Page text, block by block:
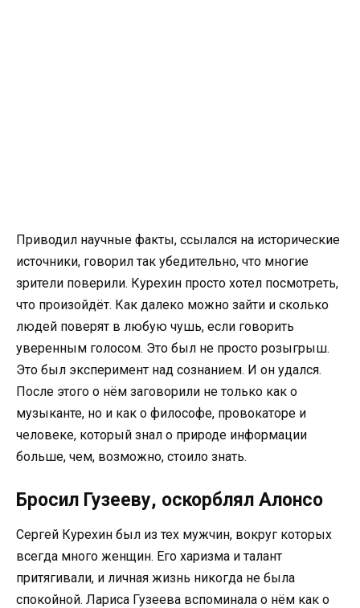
Приводил научные факты, ссылался на исторические
источники, говорил так убедительно, что многие
зрители поверили. Курехин просто хотел посмотреть,
что произойдёт. Как далеко можно зайти и сколько
людей поверят в любую чушь, если говорить
уверенным голосом. Это был не просто розыгрыш.
Это был эксперимент над сознанием. И он удался.
После этого о нём заговорили не только как о
музыканте, но и как о философе, провокаторе и
человеке, который знал о природе информации
больше, чем, возможно, стоило знать.
Бросил Гузееву, оскорблял Алонсо
Сергей Курехин был из тех мужчин, вокруг которых
всегда много женщин. Его харизма и талант
притягивали, и личная жизнь никогда не была
спокойной. Лариса Гузеева вспоминала о нём как о